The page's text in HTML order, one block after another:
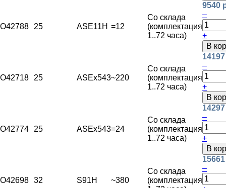
O42788 25 ASE11H =12
Со склада
(комплектация
1..72 часа)
9540
–
+
В
O42718 25 ASEx543~220
Со склада
(комплектация
1..72 часа)
–
+
В
O42774 25 ASEx543=24
Со склада
(комплектация
1..72 часа)
–
+
В
O42698 32 S91H ~380
Со склада
(комплектация
–